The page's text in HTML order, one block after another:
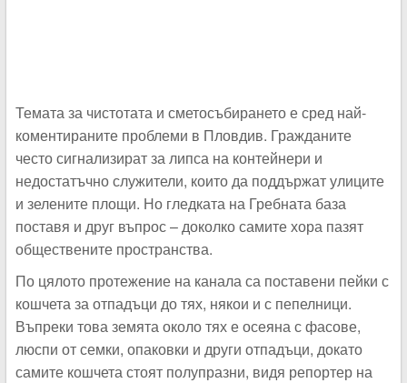
Темата за чистотата и сметосъбирането е сред най-
коментираните проблеми в Пловдив. Гражданите
често сигнализират за липса на контейнери и
недостатъчно служители, които да поддържат улиците
и зелените площи. Но гледката на Гребната база
поставя и друг въпрос – доколко самите хора пазят
обществените пространства.
По цялото протежение на канала са поставени пейки с
кошчета за отпадъци до тях, някои и с пепелници.
Въпреки това земята около тях е осеяна с фасове,
люспи от семки, опаковки и други отпадъци, докато
самите кошчета стоят полупразни, видя репортер на